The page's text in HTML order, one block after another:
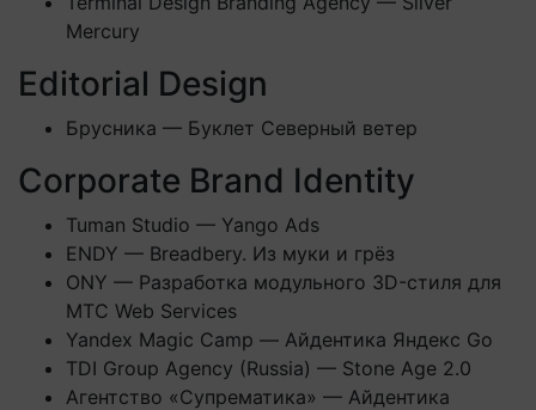
Mercury
Editorial Design
Брусника — Буклет Северный ветер
Corporate Brand Identity
Tuman Studio — Yango Ads
ENDY — Breadbery. Из муки и грёз
ONY — Разработка модульного 3D-стиля для
МТС Web Services
Yandex Magic Camp — Айдентика Яндекс Go
TDI Group Agency (Russia) — Stone Age 2.0
Агентство «Супрематика» — Айдентика